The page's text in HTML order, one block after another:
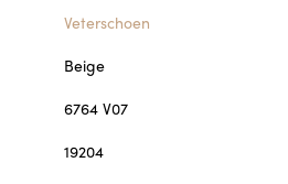
Veterschoen
Beige
6764 V07
19204